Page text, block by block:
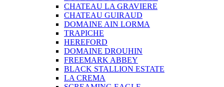
CHATEAU LA GRAVIERE
CHATEAU GUIRAUD
DOMAINE AIN LORMA
TRAPICHE
HEREFORD
DOMAINE DROUHIN
FREEMARK ABBEY
BLACK STALLION ESTATE
LA CREMA